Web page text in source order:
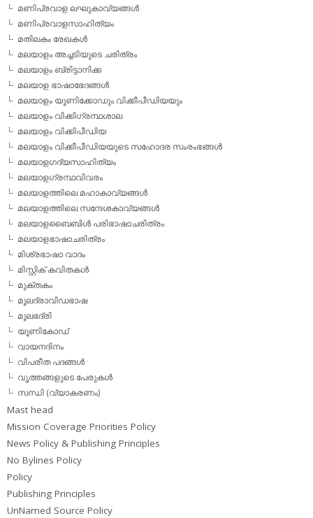
മണിപ്രവാള ലഘുകാവ്യങ്ങള്‍
മണിപ്രവാളസാഹിത്യം
മതിലകം രേഖകള്‍
മലയാളം അച്ചടിയുടെ ചരിത്രം
മലയാളം ബ്രിട്ടാനിക്ക
മലയാള ഭാഷാഭേദങ്ങള്‍
മലയാളം യൂണിക്കോഡും വിക്കീപീഡിയയും
മലയാളം വിക്കിഗ്രന്ഥശാല
മലയാളം വിക്കിപീഡിയ
മലയാളം വിക്കീപീഡിയയുടെ സഹോദര സംരംഭങ്ങള്‍
മലയാളഗദ്യസാഹിത്യം
മലയാളഗ്രന്ഥവിവരം
മലയാളത്തിലെ മഹാകാവ്യങ്ങള്‍
മലയാളത്തിലെ സന്ദേശകാവ്യങ്ങള്‍
മലയാളബൈബിള്‍ പരിഭാഷാചരിത്രം
മലയാളഭാഷാചരിത്രം
മിശ്രഭാഷാ വാദം
മിസ്റ്റിക് കവിതകള്‍
മുക്തകം
മൂലദ്രാവിഡഭാഷ
മൂലഭദ്രി
യൂണികോഡ്
വായനദിനം
വിപരീത പദങ്ങള്‍
വൃത്തങ്ങളുടെ പേരുകള്‍
സന്ധി (വ്യാകരണം)
Mast head
Mission Coverage Priorities Policy
News Policy & Publishing Principles
No Bylines Policy
Policy
Publishing Principles
UnNamed Source Policy